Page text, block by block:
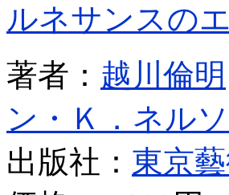
ルネサンスの
著者： 越川倫明
ン・Ｋ．ネル
出版社： 東京